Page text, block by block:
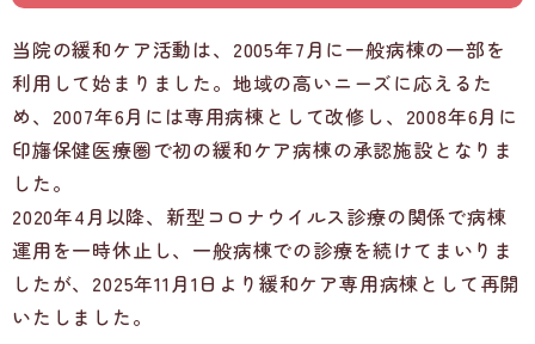
当院の緩和ケア活動は、2005年7月に一般病棟の一部を
利用して始まりました。地域の高いニーズに応えるた
め、2007年6月には専用病棟として改修し、2008年6月に
印旛保健医療圏で初の緩和ケア病棟の承認施設となりま
した。
2020年4月以降、新型コロナウイルス診療の関係で病棟
運用を一時休止し、一般病棟での診療を続けてまいりま
したが、2025年11月1日より緩和ケア専用病棟として再開
いたしました。